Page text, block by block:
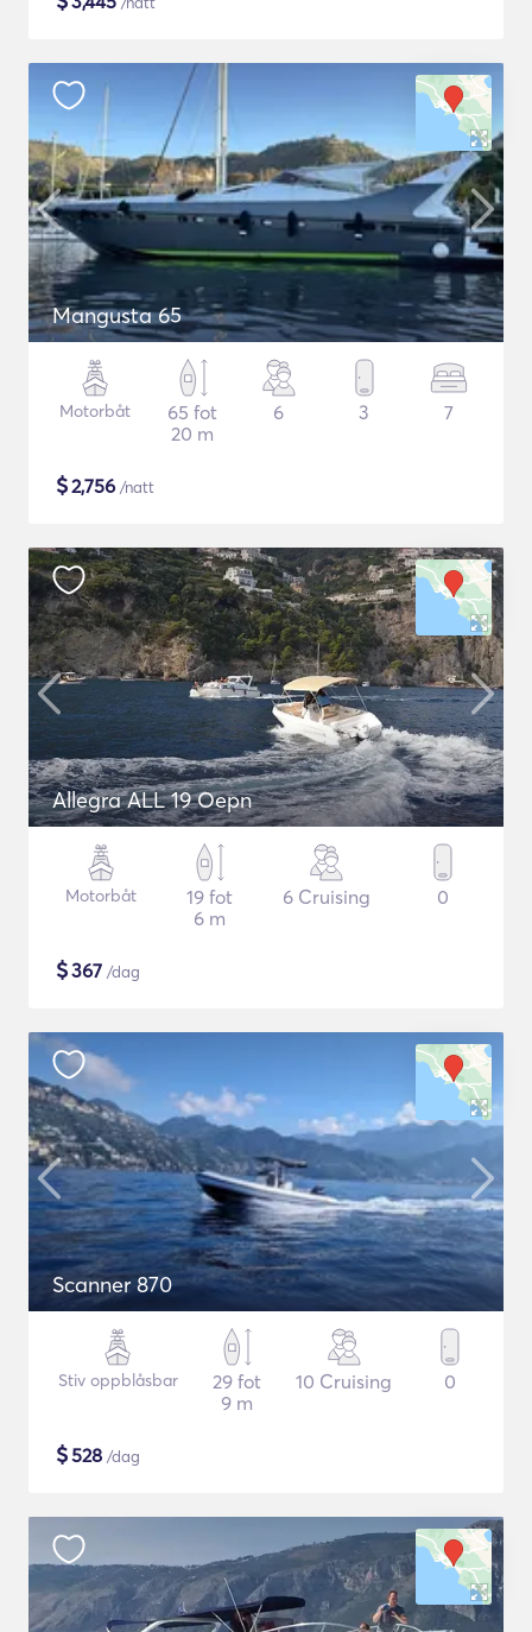
Mangusta 65
Motorbåt
65 fot
20 m
6 3 7
$2,756 /natt
Allegra ALL 19 Oepn
Motorbåt
19 fot
6 m
6 Cruising 0
$367 /dag
Scanner 870
Stiv oppblåsbar
29 fot
9 m
10 Cruising 0
$528 /dag